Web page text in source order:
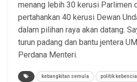
menang lebih 30 kerusi Parlimen
pertahankan 40 kerusi Dewan
dalam pilihan raya akan datang.
turun padang dan bantu jentera
Perdana Menteri.
kebangkitan semula politik